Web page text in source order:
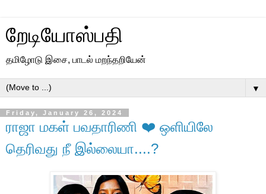
றேடியோஸ்பதி
தமிழோடு இசை, பாடல் மறந்தறியேன்
▼
Friday, January 26, 2024
ராஜா மகள் பவதாரிணி ❤️ ஒளியிலே
தெரிவது நீ இல்லையா....?